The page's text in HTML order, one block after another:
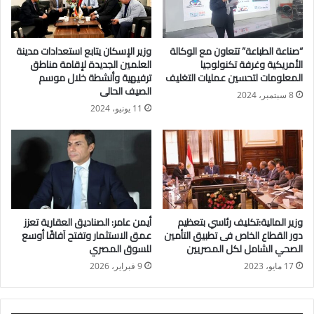
فاروق اشاد كذلك بشركاء التنمية والجهات والمؤسسات التمويلية
الدولية المشاركة فى تنفيذ محورى الغذاء والمياه ببرنامج نوفى،
وخاصة الصندوق الدولى للتنمية الزراعية (IFAD) ، مثمنا الدور الهام
الذى تقوم به تلك المؤسسات من خلال العمل مع الفرق الفنية
بوزارة الزراعة
التقليدية والتفكير خارج الصندوق، والتحول نحو التطبيقات
التكنولوجية الحديثة والمبتكرة ، وبرامج التحول الرقمى من أجل
تعزيز قدرة قطاع الزراعة على الصمود أمام تحديات تغير المناخ ،
والعمل على زيادة الإنتاجية الزراعية وتحقيق الأمن الغذائى للشعب
المصرى، وتحقيق فائض للتصدير، وتعزيز القيمة المضافة للمنتج
الزراعى المصرى وتعزيز القدرة التنافسية وزيادة إنفاذ الصادرات
الزراعية المصرية إلى الأسواق الخارجية .
مشيدا بحرص منصة برنامج نوفى على الإهتمام بقطاع الزراعة من
“صناعة الطباعة” تتعاون مع الوكالة
الأمريكية وغرفة تكنولوجيا
المعلومات لتحسين عمليات التغليف
8 سبتمبر، 2024
وزير الإسكان يتابع استعدادات مدينة
العلمين الجديدة لإقامة مناطق
ترفيهية وأنشطة خلال موسم
الصيف الحالى
11 يونيو، 2024
وزير المالية:تكليف رئاسي بتعظيم
دور القطاع الخاص فى تطبيق التأمين
الصحي الشامل لكل المصريين
17 مايو، 2023
أيمن عامر: الصناديق العقارية تعزز
عمق الاستثمار وتفتح آفاقًا أوسع
للسوق المصري
9 فبراير، 2026